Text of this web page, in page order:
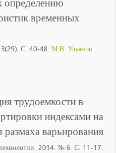
определению
временных
С. 40-48. М.В. Ульянов
трудоемкости в
индексами на
размаха варьирования
2014. № 6. С. 11-17.